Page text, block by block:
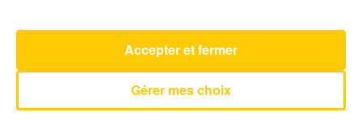
CORSON
Gérer mes choix
Accepter et fermer